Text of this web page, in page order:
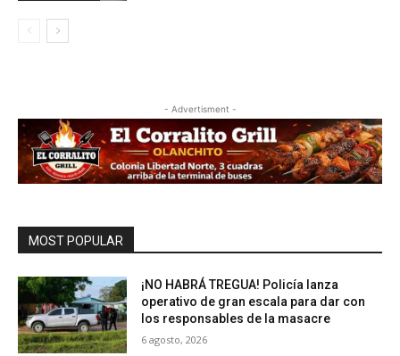
- Advertisment -
MOST POPULAR
¡NO HABRÁ TREGUA! Policía lanza
operativo de gran escala para dar con
los responsables de la masacre
6 agosto, 2026